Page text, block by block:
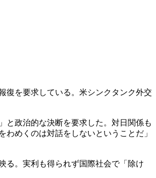
復を要求している。米シンクタンク外交
と政治的な決断を要求した。対日関係も
めくのは対話をしないということだ」
る。実利も得られず国際社会で「除け